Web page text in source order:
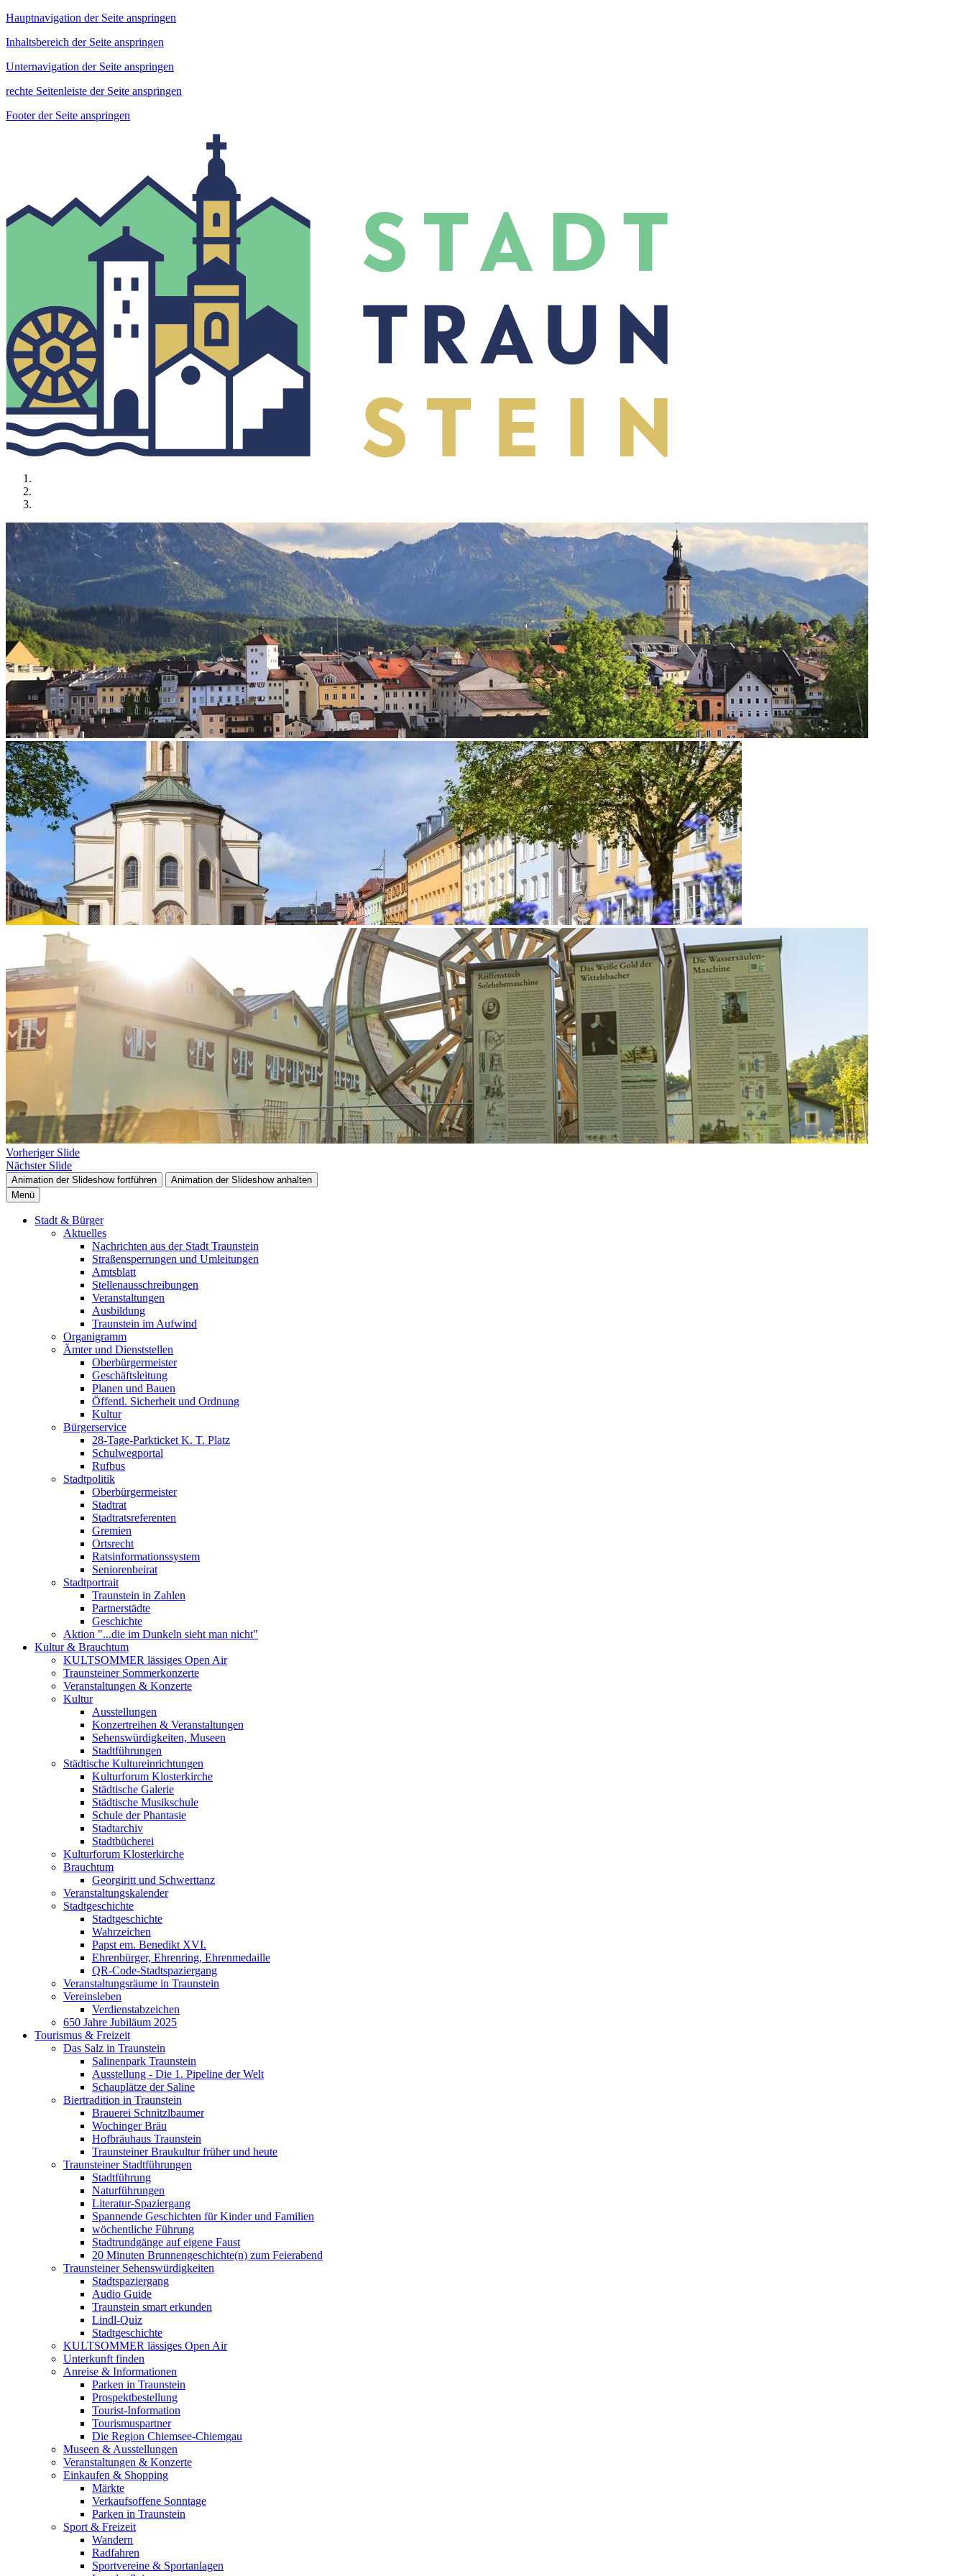
Hauptnavigation der Seite anspringen
Inhaltsbereich der Seite anspringen
Unternavigation der Seite anspringen
rechte Seitenleiste der Seite anspringen
Footer der Seite anspringen
Vorheriger Slide
Nächster Slide
Animation der Slideshow fortführen
Animation der Slideshow anhalten
Menü
Stadt & Bürger
Aktuelles
Nachrichten aus der Stadt Traunstein
Straßensperrungen und Umleitungen
Amtsblatt
Stellenausschreibungen
Veranstaltungen
Ausbildung
Traunstein im Aufwind
Organigramm
Ämter und Dienststellen
Oberbürgermeister
Geschäftsleitung
Planen und Bauen
Öffentl. Sicherheit und Ordnung
Kultur
Bürgerservice
28-Tage-Parkticket K. T. Platz
Schulwegportal
Rufbus
Stadtpolitik
Oberbürgermeister
Stadtrat
Stadtratsreferenten
Gremien
Ortsrecht
Ratsinformationssystem
Seniorenbeirat
Stadtportrait
Traunstein in Zahlen
Partnerstädte
Geschichte
Aktion "...die im Dunkeln sieht man nicht"
Kultur & Brauchtum
KULTSOMMER lässiges Open Air
Traunsteiner Sommerkonzerte
Veranstaltungen & Konzerte
Kultur
Ausstellungen
Konzertreihen & Veranstaltungen
Sehenswürdigkeiten, Museen
Stadtführungen
Städtische Kultureinrichtungen
Kulturforum Klosterkirche
Städtische Galerie
Städtische Musikschule
Schule der Phantasie
Stadtarchiv
Stadtbücherei
Kulturforum Klosterkirche
Brauchtum
Georgiritt und Schwerttanz
Veranstaltungskalender
Stadtgeschichte
Stadtgeschichte
Wahrzeichen
Papst em. Benedikt XVI.
Ehrenbürger, Ehrenring, Ehrenmedaille
QR-Code-Stadtspaziergang
Veranstaltungsräume in Traunstein
Vereinsleben
Verdienstabzeichen
650 Jahre Jubiläum 2025
Tourismus & Freizeit
Das Salz in Traunstein
Salinenpark Traunstein
Ausstellung - Die 1. Pipeline der Welt
Schauplätze der Saline
Biertradition in Traunstein
Brauerei Schnitzlbaumer
Wochinger Bräu
Hofbräuhaus Traunstein
Traunsteiner Braukultur früher und heute
Traunsteiner Stadtführungen
Stadtführung
Naturführungen
Literatur-Spaziergang
Spannende Geschichten für Kinder und Familien
wöchentliche Führung
Stadtrundgänge auf eigene Faust
20 Minuten Brunnengeschichte(n) zum Feierabend
Traunsteiner Sehenswürdigkeiten
Stadtspaziergang
Audio Guide
Traunstein smart erkunden
Lindl-Quiz
Stadtgeschichte
KULTSOMMER lässiges Open Air
Unterkunft finden
Anreise & Informationen
Parken in Traunstein
Prospektbestellung
Tourist-Information
Tourismuspartner
Die Region Chiemsee-Chiemgau
Museen & Ausstellungen
Veranstaltungen & Konzerte
Einkaufen & Shopping
Märkte
Verkaufsoffene Sonntage
Parken in Traunstein
Sport & Freizeit
Wandern
Radfahren
Sportvereine & Sportanlagen